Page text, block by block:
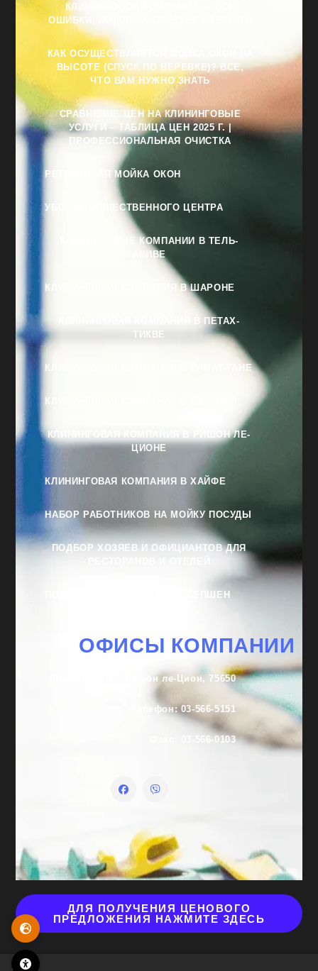
КЛИНИНГОВОЙ КОМПАНИИ — ВСЕ
ОШИБКИ, КОТОРЫХ СЛЕДУЕТ ИЗБЕГАТЬ
КАК ОСУЩЕСТВЛЯЕТСЯ МОЙКА ОКОН НА
ВЫСОТЕ (СПУСК ПО ВЕРЕВКЕ)? ВСЕ,
ЧТО ВАМ НУЖНО ЗНАТЬ
СРАВНЕНИЕ ЦЕН НА КЛИНИНГОВЫЕ
УСЛУГИ – ТАБЛИЦА ЦЕН 2025 Г. |
ПРОФЕССИОНАЛЬНАЯ ОЧИСТКА
РЕГУЛЯРНАЯ МОЙКА ОКОН
УБОРКА ОБЩЕСТВЕННОГО ЦЕНТРА
КЛИНИНГОВЫЕ КОМПАНИИ В ТЕЛЬ-
АВИВЕ
КЛИНИНГОВАЯ КОМПАНИЯ В ШАРОНЕ
КЛИНИНГОВАЯ КОМПАНИЯ В ПЕТАХ-
ТИКВЕ
КЛИНИНГОВАЯ КОМПАНИЯ В РАМАТ-ГАНЕ
КЛИНИНГОВАЯ КОМПАНИЯ В НЕТАНИИ
КЛИНИНГОВАЯ КОМПАНИЯ В РИШОН ЛЕ-
ЦИОНЕ
КЛИНИНГОВАЯ КОМПАНИЯ В ХАЙФЕ
НАБОР РАБОТНИКОВ НА МОЙКУ ПОСУДЫ
ПОДБОР ХОЗЯЕВ И ОФИЦИАНТОВ ДЛЯ
ПОДБОР ПЕРСОНАЛА НА РЕСЕПШЕН
ОФИСЫ КОМПАНИИ
Лишанский 27, Ришон ле-Цион, 75650
Телефон: 03-566-5151
Факс: 03-566-0103
ДЛЯ ПОЛУЧЕНИЯ ЦЕНОВОГО
ПРЕДЛОЖЕНИЯ НАЖМИТЕ ЗДЕСЬ